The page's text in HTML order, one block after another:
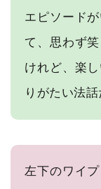
エピソード
て、思わず
けれど、楽
りがたい法話
左下のワイ